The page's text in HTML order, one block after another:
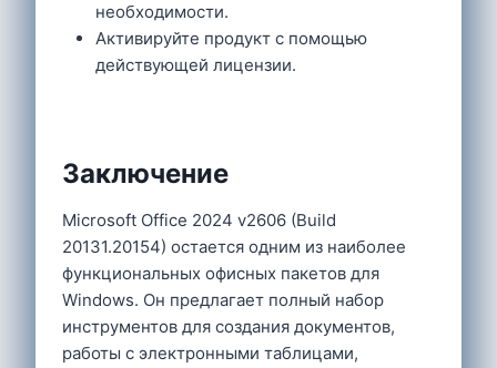
необходимости.
Активируйте продукт с помощью
действующей лицензии.
Заключение
Microsoft Office 2024 v2606 (Build
20131.20154) остается одним из наиболее
функциональных офисных пакетов для
Windows. Он предлагает полный набор
инструментов для создания документов,
работы с электронными таблицами,